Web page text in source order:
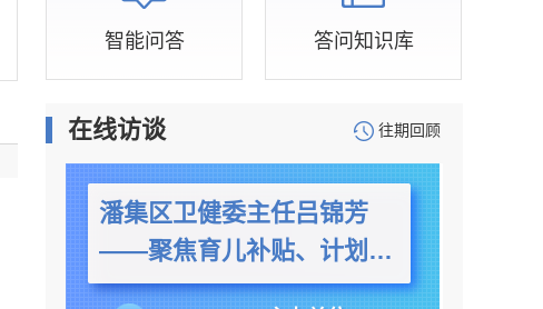
智能问答 答问知识库
在线访谈 往期回顾
潘集区卫健委主任吕锦芳
——聚焦育儿补贴、计划生
育奖特扶民生政策